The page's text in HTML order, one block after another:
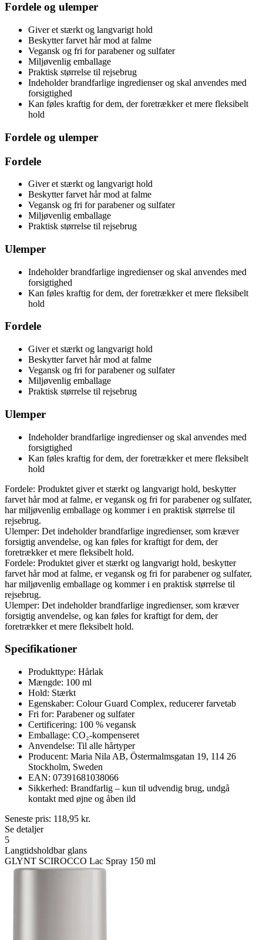
Fordele og ulemper
Giver et stærkt og langvarigt hold
Beskytter farvet hår mod at falme
Vegansk og fri for parabener og sulfater
Miljøvenlig emballage
Praktisk størrelse til rejsebrug
Indeholder brandfarlige ingredienser og skal anvendes med
forsigtighed
Kan føles kraftig for dem, der foretrækker et mere fleksibelt
hold
Fordele og ulemper
Fordele
Giver et stærkt og langvarigt hold
Beskytter farvet hår mod at falme
Vegansk og fri for parabener og sulfater
Miljøvenlig emballage
Praktisk størrelse til rejsebrug
Ulemper
Indeholder brandfarlige ingredienser og skal anvendes med
forsigtighed
Kan føles kraftig for dem, der foretrækker et mere fleksibelt
hold
Fordele
Giver et stærkt og langvarigt hold
Beskytter farvet hår mod at falme
Vegansk og fri for parabener og sulfater
Miljøvenlig emballage
Praktisk størrelse til rejsebrug
Ulemper
Indeholder brandfarlige ingredienser og skal anvendes med
forsigtighed
Kan føles kraftig for dem, der foretrækker et mere fleksibelt
hold
Fordele: Produktet giver et stærkt og langvarigt hold, beskytter
farvet hår mod at falme, er vegansk og fri for parabener og sulfater,
har miljøvenlig emballage og kommer i en praktisk størrelse til
rejsebrug.
Ulemper: Det indeholder brandfarlige ingredienser, som kræver
forsigtig anvendelse, og kan føles for kraftigt for dem, der
foretrækker et mere fleksibelt hold.
Fordele: Produktet giver et stærkt og langvarigt hold, beskytter
farvet hår mod at falme, er vegansk og fri for parabener og sulfater,
har miljøvenlig emballage og kommer i en praktisk størrelse til
rejsebrug.
Ulemper: Det indeholder brandfarlige ingredienser, som kræver
forsigtig anvendelse, og kan føles for kraftigt for dem, der
foretrækker et mere fleksibelt hold.
Specifikationer
Produkttype: Hårlak
Mængde: 100 ml
Hold: Stærkt
Egenskaber: Colour Guard Complex, reducerer farvetab
Fri for: Parabener og sulfater
Certificering: 100 % vegansk
Emballage: CO₂-kompenseret
Anvendelse: Til alle hårtyper
Producent: Maria Nila AB, Östermalmsgatan 19, 114 26
Stockholm, Sweden
EAN: 07391681038066
Sikkerhed: Brandfarlig – kun til udvendig brug, undgå
kontakt med øjne og åben ild
Seneste pris: 118,95 kr.
Se detaljer
5
Langtidsholdbar glans
GLYNT SCIROCCO Lac Spray 150 ml